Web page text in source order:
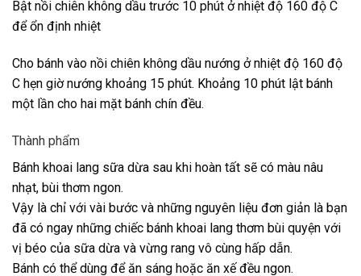
Bật nồi chiên không dầu trước 10 phút ở nhiệt độ 160 độ C
để ổn định nhiệt
Cho bánh vào nồi chiên không dầu nướng ở nhiệt độ 160 độ
C hẹn giờ nướng khoảng 15 phút. Khoảng 10 phút lật bánh
một lần cho hai mặt bánh chín đều.
Thành phẩm
Bánh khoai lang sữa dừa sau khi hoàn tất sẽ có màu nâu
nhạt, bùi thơm ngon.
Vậy là chỉ với vài bước và những nguyên liệu đơn giản là bạn
đã có ngay những chiếc bánh khoai lang thơm bùi quyện với
vị béo của sữa dừa và vừng rang vô cùng hấp dẫn.
Bánh có thể dùng để ăn sáng hoặc ăn xế đều ngon.